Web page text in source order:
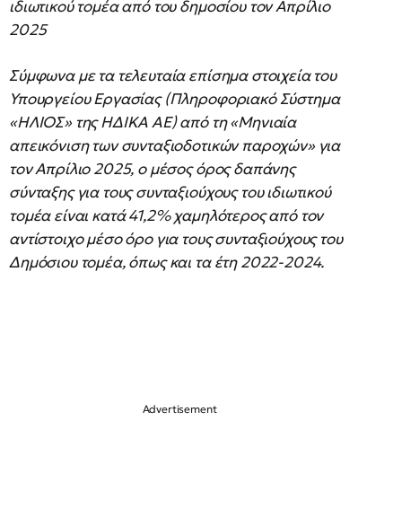
ιδιωτικού τομέα από του δημοσίου τον Απρίλιο
2025
Σύμφωνα με τα τελευταία επίσημα στοιχεία του
Υπουργείου Εργασίας (Πληροφοριακό Σύστημα
«ΗΛΙΟΣ» της ΗΔΙΚΑ ΑΕ) από τη «Μηνιαία
απεικόνιση των συνταξιοδοτικών παροχών» για
τον Απρίλιο 2025, ο μέσος όρος δαπάνης
σύνταξης για τους συνταξιούχους του ιδιωτικού
τομέα είναι κατά 41,2% χαμηλότερος από τον
αντίστοιχο μέσο όρο για τους συνταξιούχους του
Δημόσιου τομέα, όπως και τα έτη 2022-2024.